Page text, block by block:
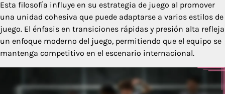
Esta filosofía influye en su estrategia de juego al promover
una unidad cohesiva que puede adaptarse a varios estilos de
juego. El énfasis en transiciones rápidas y presión alta refleja
un enfoque moderno del juego, permitiendo que el equipo se
mantenga competitivo en el escenario internacional.